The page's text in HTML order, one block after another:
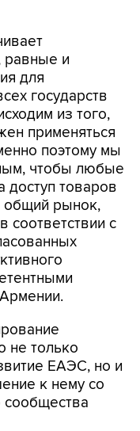
равные и
для
государств
из того,
применяться
поэтому мы
чтобы любые
доступ товаров
общий рынок,
соответствии с
не только
ЕАЭС, но и
к нему со
сообщества